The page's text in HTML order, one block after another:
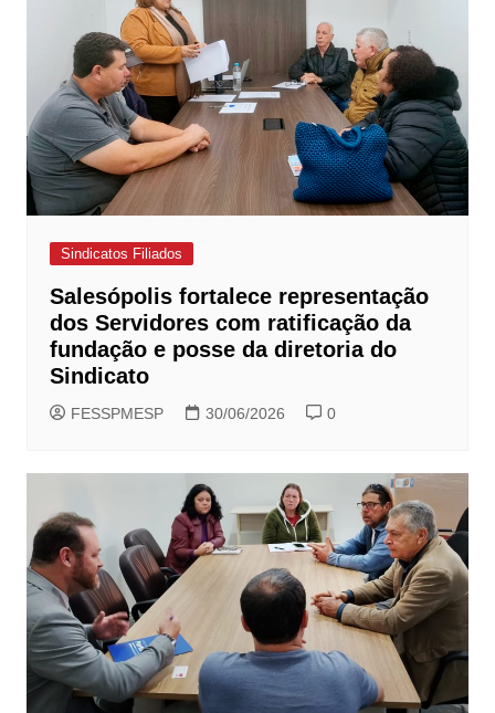
Sindicatos Filiados
Salesópolis fortalece representação
dos Servidores com ratificação da
fundação e posse da diretoria do
Sindicato
FESSPMESP 30/06/2026 0